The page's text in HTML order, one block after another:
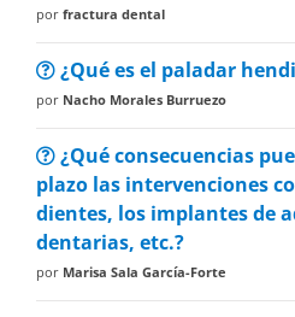
por fractura dental
¿Qué es el paladar
por Nacho Morales Burruezo
¿Qué consecuencias
plazo las intervenciones
dientes, los implantes de
dentarias, etc.?
por Marisa Sala García-Forte